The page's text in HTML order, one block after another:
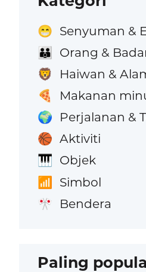
😁 Senyuman &
👪 Orang &
🦁 Haiwan &
🍕 Makanan
🌍 Perjalanan &
🏀 Aktiviti
🎹 Objek
📶 Simbol
🎌 Bendera
Paling